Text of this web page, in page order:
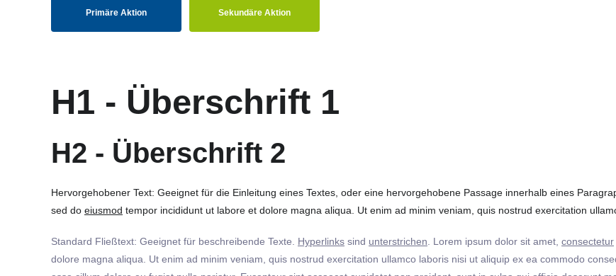
Primäre Aktion Sekundäre Aktion
H1 - Überschrift 1
H2 - Überschrift 2
Hervorgehobener Text: Geeignet für die Einleitung eines Textes, oder eine hervorgehobene Passage innerhalb eines
sed do eiusmod tempor incididunt ut labore et dolore magna aliqua. Ut enim ad minim veniam, quis nostrud exercitation
Standard Fließtext: Geeignet für beschreibende Texte. Hyperlinks sind unterstrichen . Lorem ipsum dolor sit amet, consectetur
dolore magna aliqua. Ut enim ad minim veniam, quis nostrud exercitation ullamco laboris nisi ut aliquip ex ea commodo